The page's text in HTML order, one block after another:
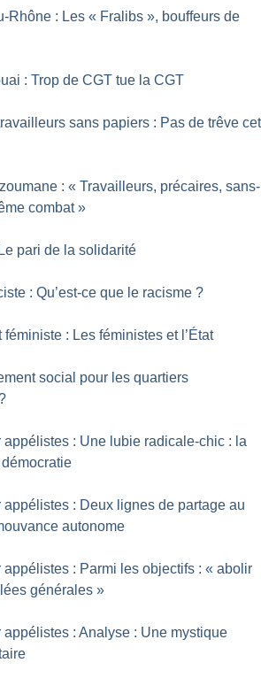
Rhône : Les « Fralibs », bouffeurs de
: Trop de CGT tue la CGT
sans papiers : Pas de trêve cet
: « Travailleurs, précaires, sans-
combat »
pari de la solidarité
: Qu’est-ce que le racisme ?
féministe : Les féministes et l’État
social pour les quartiers
appélistes : Une lubie radicale-chic : la
appélistes : Deux lignes de partage au
autonome
appélistes : Parmi les objectifs : « abolir
générales »
appélistes : Analyse : Une mystique